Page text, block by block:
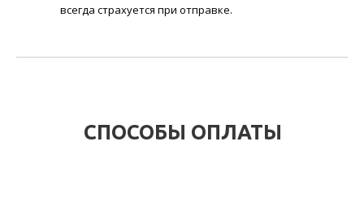
всегда страхуется при отправке.
СПОСОБЫ ОПЛАТЫ